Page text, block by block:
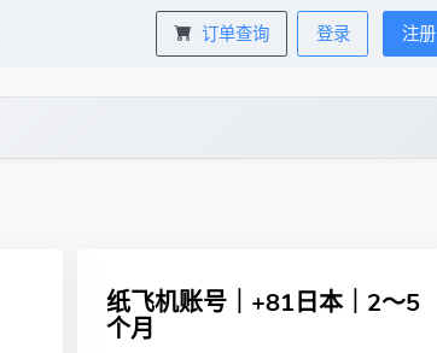
订单查询 登录 注册
纸飞机账号｜+81日本｜2～5
个月